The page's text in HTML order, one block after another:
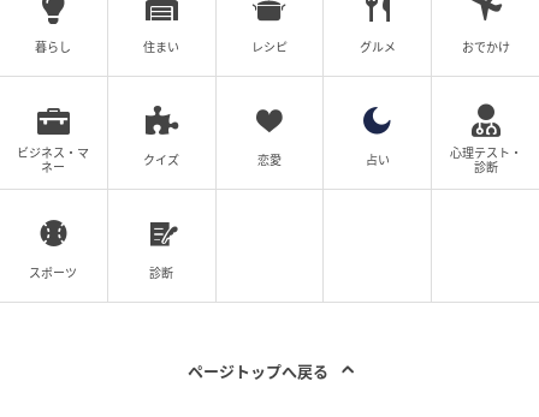
暮らし 住まい レシピ グルメ おでかけ
ビジネス・マ
ネー
クイズ 恋愛 占い
心理テスト・
診断
スポーツ 診断
ページトップへ戻る